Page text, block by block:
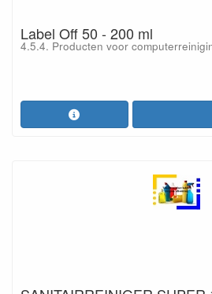
Label Off 50 - 200 ml
4.5.4. Producten voor